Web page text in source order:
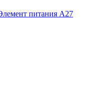
питания A27